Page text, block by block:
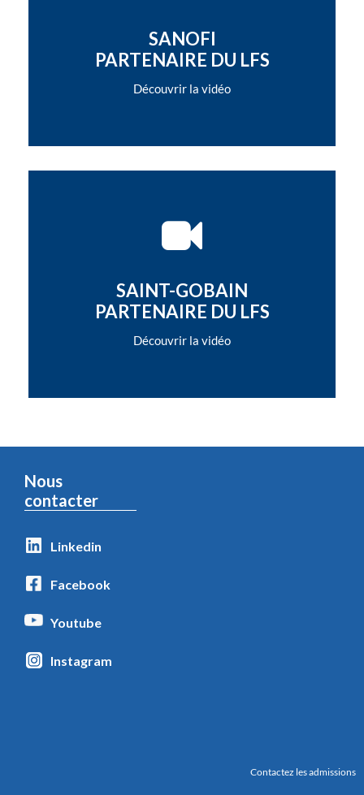
SANOFI
PARTENAIRE DU LFS
Découvrir la vidéo
SAINT-GOBAIN
PARTENAIRE DU LFS
Découvrir la vidéo
Nous
contacter
Linkedin
Facebook
Youtube
Instagram
Contactez les admissions